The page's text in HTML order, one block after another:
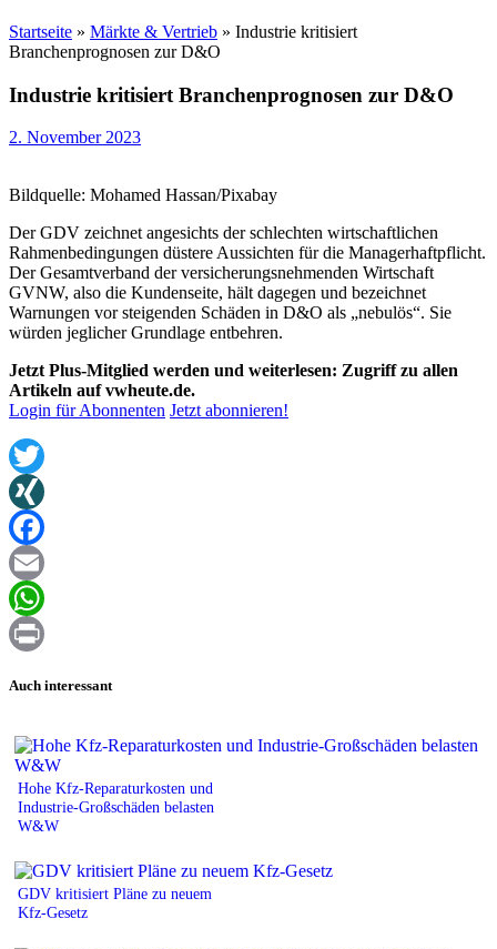
Startseite » Märkte & Vertrieb » Industrie kritisiert
Branchenprognosen zur D&O
Industrie kritisiert Branchenprognosen zur D&O
2. November 2023
Bildquelle: Mohamed Hassan/Pixabay
Der GDV zeichnet angesichts der schlechten wirtschaftlichen
Rahmenbedingungen düstere Aussichten für die Managerhaftpflicht.
Der Gesamtverband der versicherungsnehmenden Wirtschaft
GVNW, also die Kundenseite, hält dagegen und bezeichnet
Warnungen vor steigenden Schäden in D&O als „nebulös“. Sie
würden jeglicher Grundlage entbehren.
Jetzt Plus-Mitglied werden und weiterlesen: Zugriff zu allen
Artikeln auf vwheute.de.
Login für Abonnenten Jetzt abonnieren!
Twitter
XING
Facebook
Email
WhatsApp
Auch interessant
Hohe Kfz-Reparaturkosten und
Industrie-Großschäden belasten
W&W
GDV kritisiert Pläne zu neuem
Kfz-Gesetz